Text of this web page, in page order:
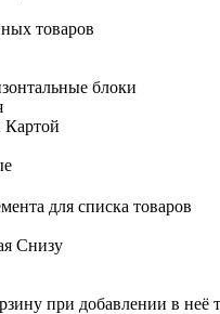
товаров
блоки
Картой
для списка товаров
Снизу
при добавлении в неё